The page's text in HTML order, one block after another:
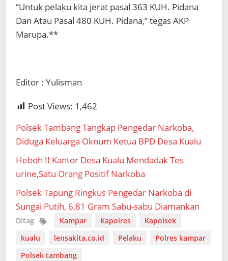
“Untuk pelaku kita jerat pasal 363 KUH. Pidana
Dan Atau Pasal 480 KUH. Pidana,” tegas AKP
Marupa.**
Editor : Yulisman
Post Views: 1,462
Polsek Tambang Tangkap Pengedar Narkoba,
Diduga Keluarga Oknum Ketua BPD Desa Kualu
Heboh !! Kantor Desa Kualu Mendadak Tes
urine,Satu Orang Positif Narkoba
Polsek Tapung Ringkus Pengedar Narkoba di
Sungai Putih, 6,81 Gram Sabu-sabu Diamankan
Ditag Kampar Kapolres
Kapolsek
kualu
lensakita.co.id Pelaku
Polres kampar
Polsek tambang